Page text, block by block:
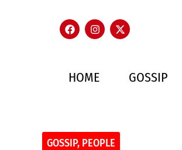
HOME GOSSIP
GOSSIP, PEOPLE